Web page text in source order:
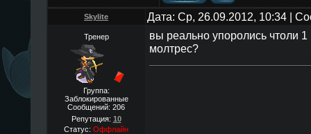
Skylite Дата: Ср, 26.09.2012, 10:34 |
Тренер
Группа:
Заблокированные
Сообщений: 206
Репутация: 10
Статус: Оффлайн
вы реально упоролись чтоли 1
молтрес?